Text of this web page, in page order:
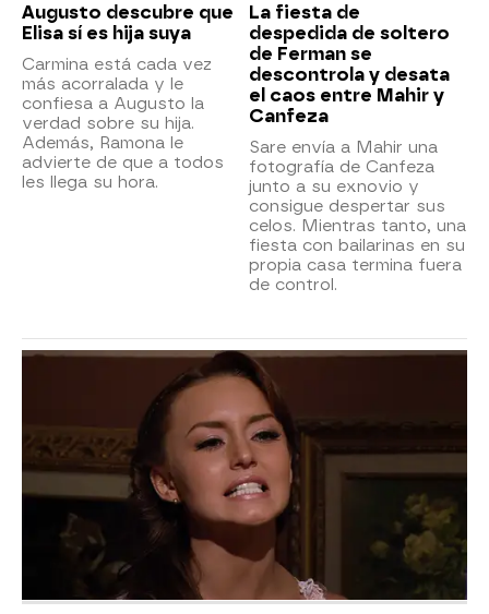
Augusto descubre que
Elisa sí es hija suya
Carmina está cada vez
más acorralada y le
confiesa a Augusto la
verdad sobre su hija.
Además, Ramona le
advierte de que a todos
les llega su hora.
La fiesta de
despedida de soltero
de Ferman se
descontrola y desata
el caos entre Mahir y
Canfeza
Sare envía a Mahir una
fotografía de Canfeza
junto a su exnovio y
consigue despertar sus
celos. Mientras tanto, una
fiesta con bailarinas en su
propia casa termina fuera
de control.